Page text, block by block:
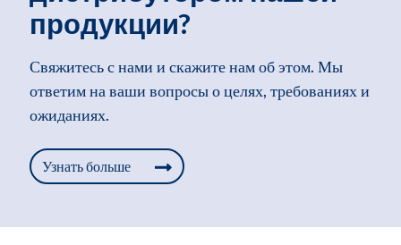
продукции?
Свяжитесь с нами и скажите нам об этом. Мы
ответим на ваши вопросы о целях, требованиях и
ожиданиях.
Узнать больше